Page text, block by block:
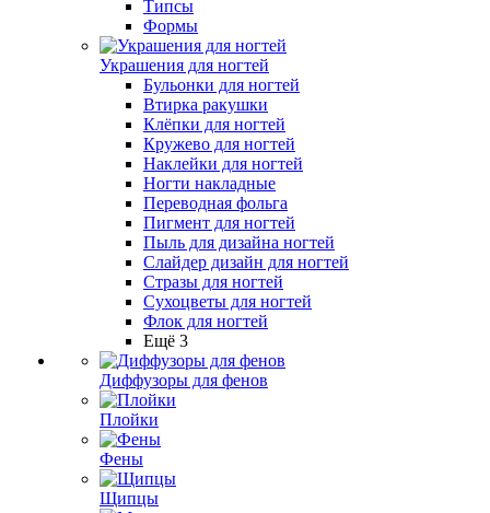
Типсы
Формы
Украшения для ногтей
Бульонки для ногтей
Втирка ракушки
Клёпки для ногтей
Кружево для ногтей
Наклейки для ногтей
Ногти накладные
Переводная фольга
Пигмент для ногтей
Пыль для дизайна ногтей
Слайдер дизайн для ногтей
Стразы для ногтей
Сухоцветы для ногтей
Флок для ногтей
Ещё 3
Диффузоры для фенов
Плойки
Фены
Щипцы